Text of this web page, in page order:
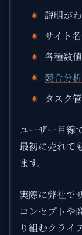
説明が
サイト
各種数
競合分析
タスク
ユーザー目線
最初に売れて
ます。
実際に弊社で
コンセプトや
り組むクライ